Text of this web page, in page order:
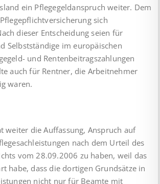
ein Pflegegeldanspruch weiter. Dem
sich
dieser Entscheidung seien für
Selbstständige im europäischen
und Rentenbeitragszahlungen
auch für Rentner, die Arbeitnehmer
waren.
weiter die Auffassung, Anspruch auf
nach dem Urteil des
vom 28.09.2006 zu haben, weil das
habe, dass die dortigen Grundsätze in
nicht nur für Beamte mit